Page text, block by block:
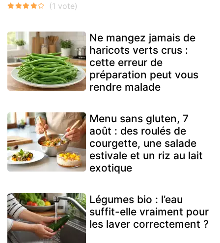
Ne mangez jamais de
haricots verts crus :
cette erreur de
préparation peut vous
rendre malade
Menu sans gluten, 7
août : des roulés de
courgette, une salade
estivale et un riz au lait
exotique
Légumes bio : l’eau
suffit-elle vraiment pour
les laver correctement ?